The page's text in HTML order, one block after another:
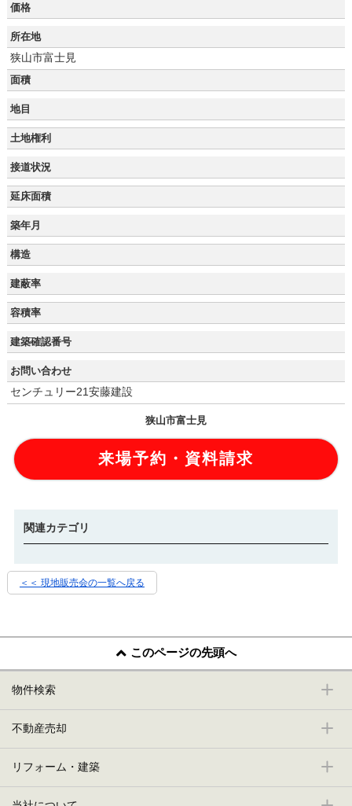
価格
所在地
狭山市富士見
面積
地目
土地権利
接道状況
延床面積
築年月
構造
建蔽率
容積率
建築確認番号
お問い合わせ
センチュリー21安藤建設
狭山市富士見
来場予約・資料請求
関連カテゴリ
＜＜ 現地販売会の一覧へ戻る
このページの先頭へ
物件検索
不動産売却
リフォーム・建築